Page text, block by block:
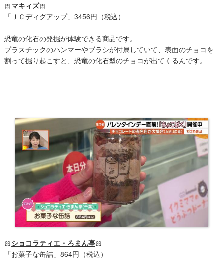
🎀マキィズ🎀
「ＪＣディグアップ」3456円（税込）
恐竜の化石の発掘が体験できる商品です。
プラスチックのハンマーやブラシが付属していて、表面のチョコを
割って掘り起こすと、恐竜の化石型のチョコが出てくるんです。
🎀ショコラティエ・ろまん亭🎀
「お菓子な缶詰」864円（税込）